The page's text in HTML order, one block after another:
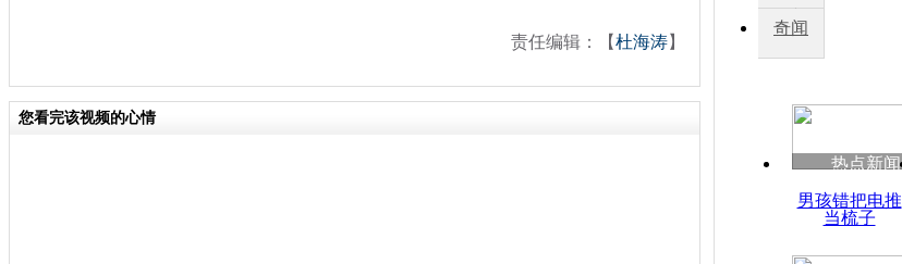
责任编辑：【杜海涛】
您看完该视频的心情
秀
奇闻
热点新闻
男孩错把电推
当梳子